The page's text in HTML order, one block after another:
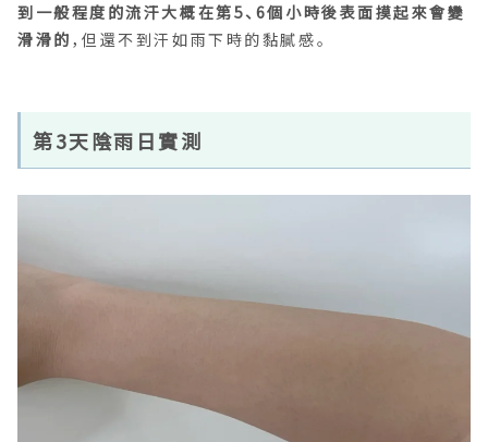
到一般程度的流汗大概在第5、6個小時後表面摸起來會變
滑滑的 ，但還不到汗如雨下時的黏膩感。
第3天陰雨日實測